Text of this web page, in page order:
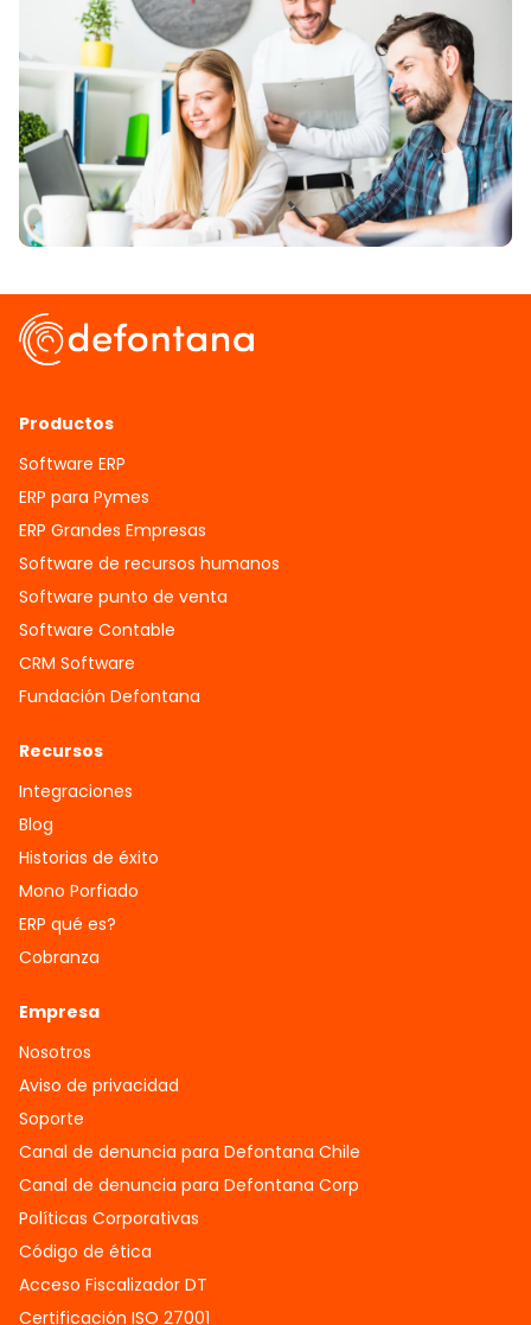
Productos
Software ERP
ERP para Pymes
ERP Grandes Empresas
Software de recursos humanos
Software punto de venta
Software Contable
CRM Software
Fundación Defontana
Recursos
Integraciones
Blog
Historias de éxito
Mono Porfiado
ERP qué es?
Cobranza
Empresa
Nosotros
Aviso de privacidad
Soporte
Canal de denuncia para Defontana Chile
Canal de denuncia para Defontana Corp
Políticas Corporativas
Código de ética
Acceso Fiscalizador DT
Certificación ISO 27001